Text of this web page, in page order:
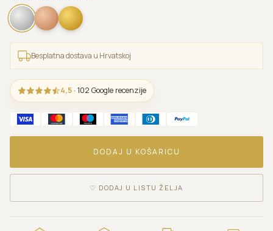
Besplatna dostava u Hrvatskoj
4,5 · 102 Google recenzije
DODAJ U KOŠARICU
♡ DODAJ U LISTU ŽELJA